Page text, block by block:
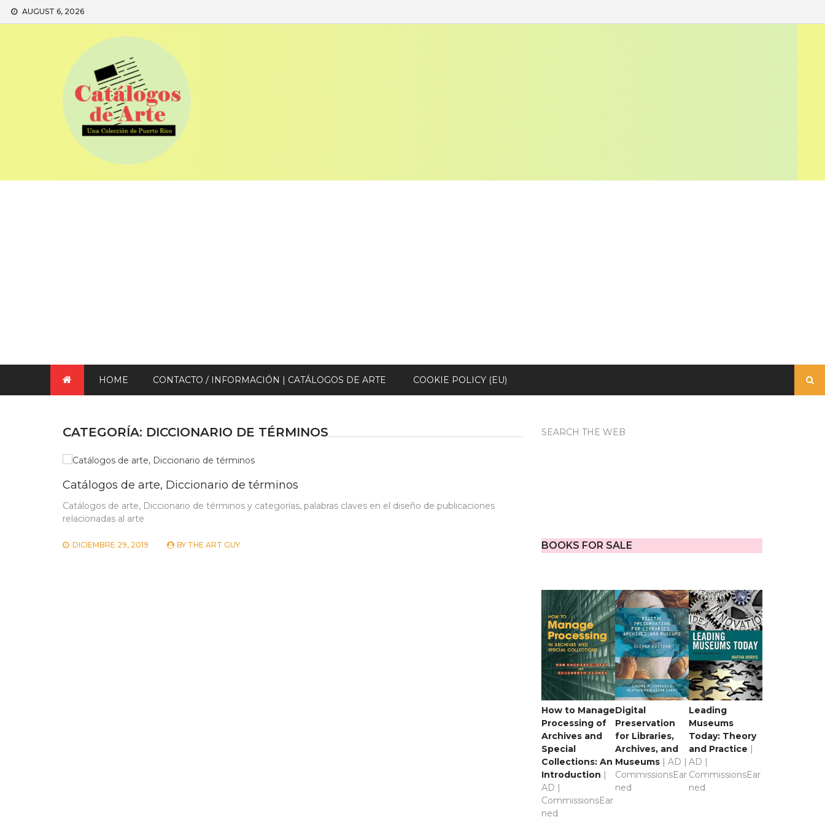
Skip
AUGUST 6, 2026
HOME CONTACTO / INFORMACIÓN | CATÁLOGOS DE ARTE COOKIE POLICY (EU)
CATEGORÍA: DICCIONARIO DE TÉRMINOS
Catálogos de arte, Diccionario de términos
Catálogos de arte, Diccionario de términos y categorías, palabras claves en el diseño de publicaciones
relacionadas al arte
DICIEMBRE 29, 2019 BY THE ART GUY
SEARCH THE WEB
BOOKS FOR SALE
How to Manage
Processing of
Archives and
Special
Collections: An
Introduction |
AD |
CommissionsEar
ned
Digital
Preservation
for Libraries,
Archives, and
Museums | AD |
CommissionsEar
ned
Leading
Museums
Today: Theory
and Practice
AD |
CommissionsEar
ned